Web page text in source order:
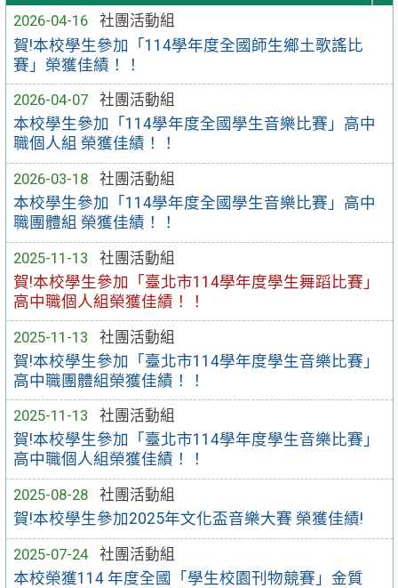
2026-04-16
社團活動組
賀!本校學生參加「114學年度全國師生鄉土歌謠比
賽」榮獲佳績！！
2026-04-07
社團活動組
本校學生參加「114學年度全國學生音樂比賽」高中
職個人組 榮獲佳績！！
2026-03-18
社團活動組
本校學生參加「114學年度全國學生音樂比賽」高中
職團體組 榮獲佳績！！
2025-11-13
社團活動組
賀!本校學生參加「臺北市114學年度學生舞蹈比賽」
高中職個人組榮獲佳績！！
2025-11-13
社團活動組
賀!本校學生參加「臺北市114學年度學生音樂比賽」
高中職團體組榮獲佳績！！
2025-11-13
社團活動組
賀!本校學生參加「臺北市114學年度學生音樂比賽」
高中職個人組榮獲佳績！！
2025-08-28
社團活動組
賀!本校學生參加2025年文化盃音樂大賽 榮獲佳績!
2025-07-24
社團活動組
本校榮獲114 年度全國「學生校園刊物競賽」金質